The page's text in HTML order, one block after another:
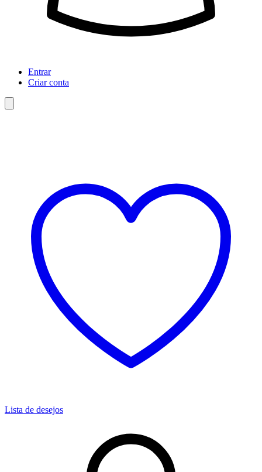
Entrar
Criar conta
Lista de desejos